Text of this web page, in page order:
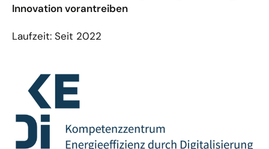
Innovation vorantreiben
Laufzeit: Seit 2022